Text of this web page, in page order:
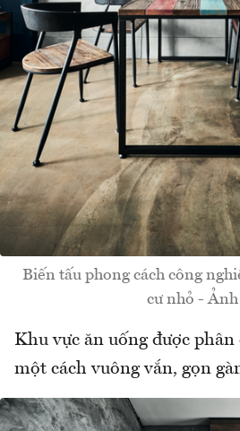
Biến tấu phong cách công
cư nhỏ - Ảnh
Khu vực ăn uống được phân
một cách vuông vắn, gọn